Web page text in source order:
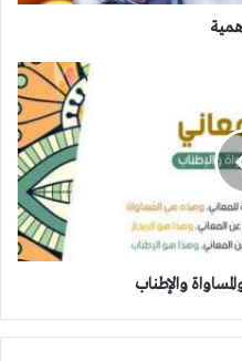
والإطناب